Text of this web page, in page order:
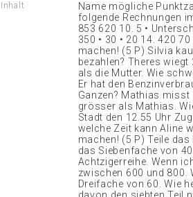
Inhalt
Name mögliche
folgende Rechnungen
853 620 10. 5 •
350 • 30 • 20 14. 420
machen! (5 P) Silvia
bezahlen? Theres
als die Mutter. Wie
Er hat den
Ganzen? Mathias
grösser als Mathias.
Stadt den 12.55 Uhr
welche Zeit kann Aline
machen! (5 P) Teile
das Siebenfache von
Achtzigerreihe. Wenn
zwischen 600 und 800.
Dreifache von 60. Wie